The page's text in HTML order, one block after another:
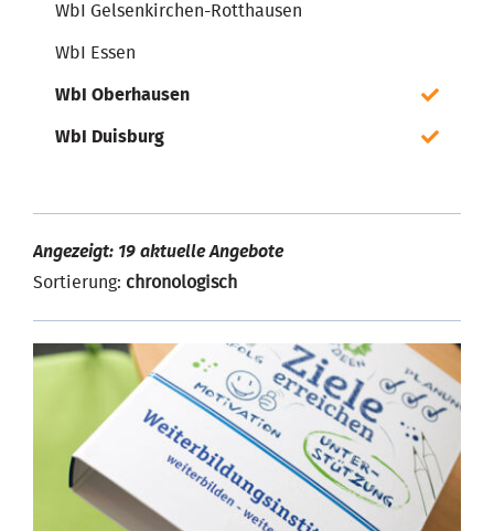
WbI Gelsenkirchen-Rotthausen
WbI Essen
WbI Oberhausen
WbI Duisburg
Angezeigt: 19 aktuelle Angebote
Sortierung: chronologisch